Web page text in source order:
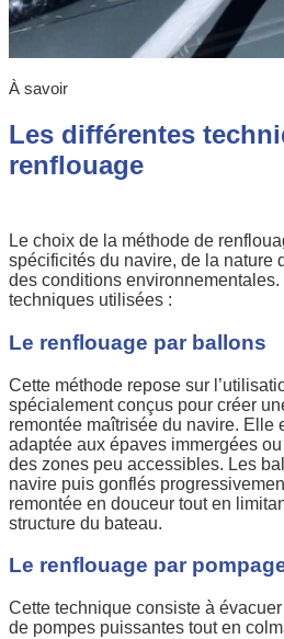
À savoir
Les différentes
renflouage
Le choix de la méthode de
spécificités du navire, de la nature
des conditions
techniques utilisées :
Le renflouage par ballons
Cette méthode repose sur
spécialement conçus pour créer
remontée maîtrisée du navire. Elle
adaptée aux épaves immergées
des zones peu accessibles. Les
navire puis gonflés
remontée en douceur tout en
structure du bateau.
Le renflouage par
Cette technique consiste à évacuer
de pompes puissantes tout en